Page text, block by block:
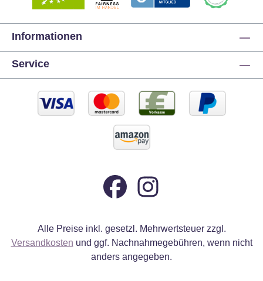
Informationen
Service
Alle Preise inkl. gesetzl. Mehrwertsteuer zzgl.
Versandkosten und ggf. Nachnahmegebühren, wenn nicht
anders angegeben.